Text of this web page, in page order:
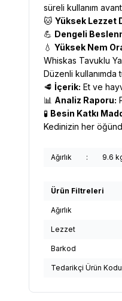
süreli kullanım
🐱 Yüksek Lezzet
💪 Dengeli
💧 Yüksek Nem
Whiskas Tavuklu
Düzenli kullanımda
🥩 İçerik: Et ve
📊 Analiz Raporu:
🧪 Besin Katkı
Kedinizin her
Ağırlık : 9.6
Ürün Filtreleri
Ağırlık
Lezzet
Barkod
Tedarikçi Ürün Kodu